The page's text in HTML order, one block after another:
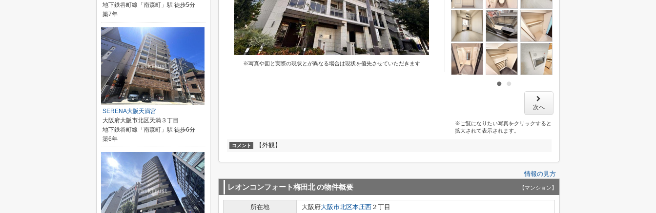
※写真や図と実際の現状とが異なる場合は現状を優先させていただきます
次へ
※ご覧になりたい写真をクリックすると
拡大されて表示されます。
コメント 【外観】
情報の見方
レオンコンフォート梅田北の物件概要 【マンション】
所在地 大阪府大阪市北区本庄西 ２丁目
地下鉄谷町線「南森町」駅 徒歩5分
築7年
SERENA大阪天満宮
大阪府大阪市北区天満３丁目
地下鉄谷町線「南森町」駅 徒歩6分
築6年